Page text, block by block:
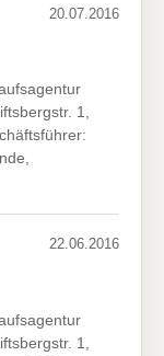
20.07.2016
1,
22.06.2016
1,